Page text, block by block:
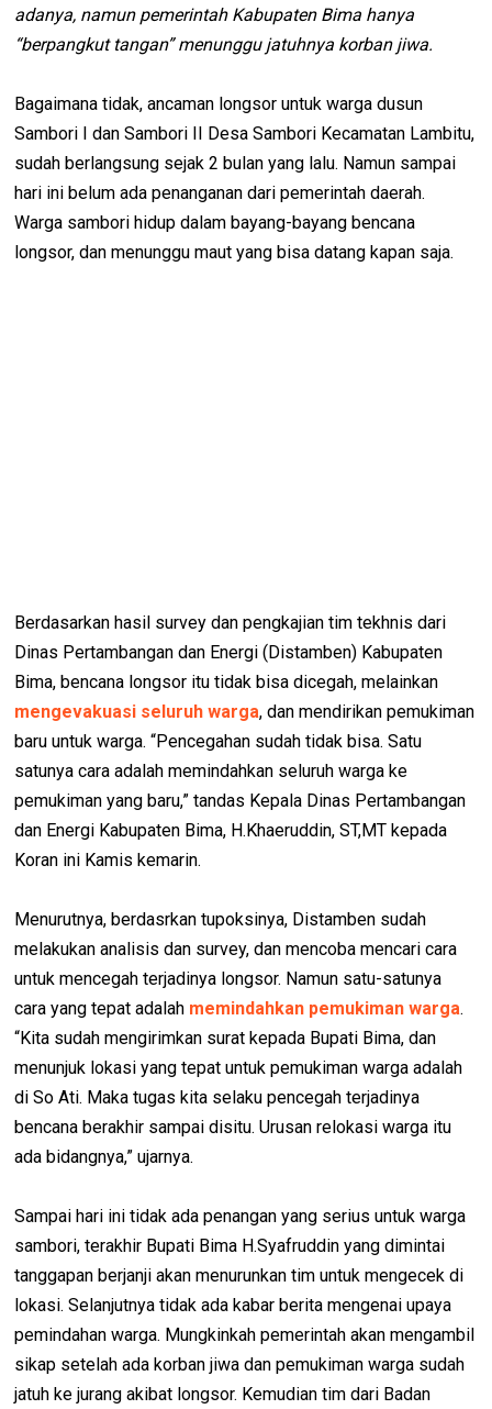
adanya, namun pemerintah Kabupaten Bima hanya
“berpangkut tangan” menunggu jatuhnya korban jiwa.
Bagaimana tidak, ancaman longsor untuk warga dusun
Sambori I dan Sambori II Desa Sambori Kecamatan Lambitu,
sudah berlangsung sejak 2 bulan yang lalu. Namun sampai
hari ini belum ada penanganan dari pemerintah daerah.
Warga sambori hidup dalam bayang-bayang bencana
longsor, dan menunggu maut yang bisa datang kapan saja.
Berdasarkan hasil survey dan pengkajian tim tekhnis dari
Dinas Pertambangan dan Energi (Distamben) Kabupaten
Bima, bencana longsor itu tidak bisa dicegah, melainkan
mengevakuasi seluruh warga, dan mendirikan pemukiman
baru untuk warga. “Pencegahan sudah tidak bisa. Satu
satunya cara adalah memindahkan seluruh warga ke
pemukiman yang baru,” tandas Kepala Dinas Pertambangan
dan Energi Kabupaten Bima, H.Khaeruddin, ST,MT kepada
Koran ini Kamis kemarin.
Menurutnya, berdasrkan tupoksinya, Distamben sudah
melakukan analisis dan survey, dan mencoba mencari cara
untuk mencegah terjadinya longsor. Namun satu-satunya
cara yang tepat adalah memindahkan pemukiman warga.
“Kita sudah mengirimkan surat kepada Bupati Bima, dan
menunjuk lokasi yang tepat untuk pemukiman warga adalah
di So Ati. Maka tugas kita selaku pencegah terjadinya
bencana berakhir sampai disitu. Urusan relokasi warga itu
ada bidangnya,” ujarnya.
Sampai hari ini tidak ada penangan yang serius untuk warga
sambori, terakhir Bupati Bima H.Syafruddin yang dimintai
tanggapan berjanji akan menurunkan tim untuk mengecek di
lokasi. Selanjutnya tidak ada kabar berita mengenai upaya
pemindahan warga. Mungkinkah pemerintah akan mengambil
sikap setelah ada korban jiwa dan pemukiman warga sudah
jatuh ke jurang akibat longsor. Kemudian tim dari Badan